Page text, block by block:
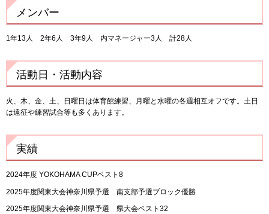
メンバー
1年13人 2年6人 3年9人 内マネージャー3人 計28人
活動日・活動内容
火、木、金、土、日曜日は体育館練習、月曜と水曜の各週相互オフです。土日
は遠征や練習試合等も多くあります。
実績
2024年度 YOKOHAMA CUPベスト8
2025年度関東大会神奈川県予選 南支部予選ブロック優勝
2025年度関東大会神奈川県予選 県大会ベスト32